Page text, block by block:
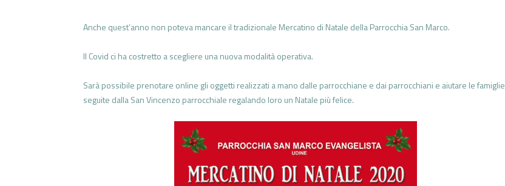
Anche quest’anno non poteva mancare il tradizionale Mercatino di Natale della Parrocchia San Marco.
Il Covid ci ha costretto a scegliere una nuova modalità operativa.
Sarà possibile prenotare online gli oggetti realizzati a mano dalle parrocchiane e dai parrocchiani e aiutare le famiglie
seguite dalla San Vincenzo parrocchiale regalando loro un Natale più felice.